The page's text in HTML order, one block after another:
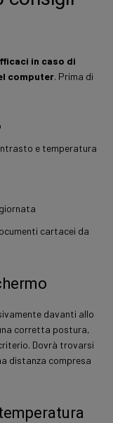
in caso di
computer. Prima di
e temperatura
cartacei da
davanti allo
corretta postura,
Dovrà trovarsi
distanza compresa